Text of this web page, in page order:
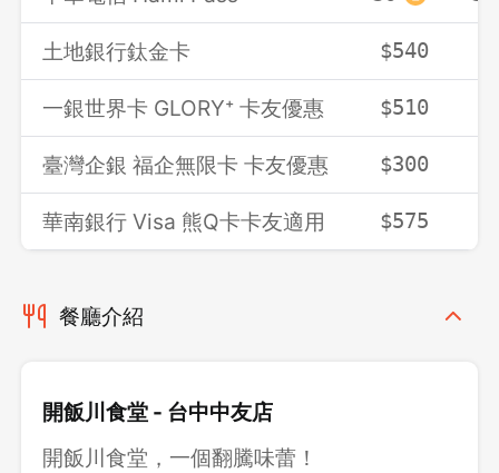
土地銀行鈦金卡 $540
一銀世界卡 GLORY⁺ 卡友優惠 $510
臺灣企銀 福企無限卡 卡友優惠 $300
華南銀行 Visa 熊Q卡卡友適用 $575
餐廳介紹
開飯川食堂 - 台中中友店
開飯川食堂，一個翻騰味蕾！